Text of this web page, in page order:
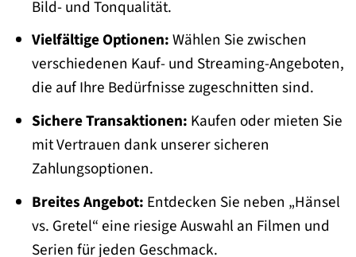
Bild- und Tonqualität.
Vielfältige Optionen:Wählen Sie zwischen
verschiedenen Kauf- und Streaming-Angeboten,
die auf Ihre Bedürfnisse zugeschnitten sind.
Sichere Transaktionen: Kaufen oder mieten Sie
mit Vertrauen dank unserer sicheren
Zahlungsoptionen.
Breites Angebot: Entdecken Sie neben „Hänsel
vs. Gretel“ eine riesige Auswahl an Filmen und
Serien für jeden Geschmack.